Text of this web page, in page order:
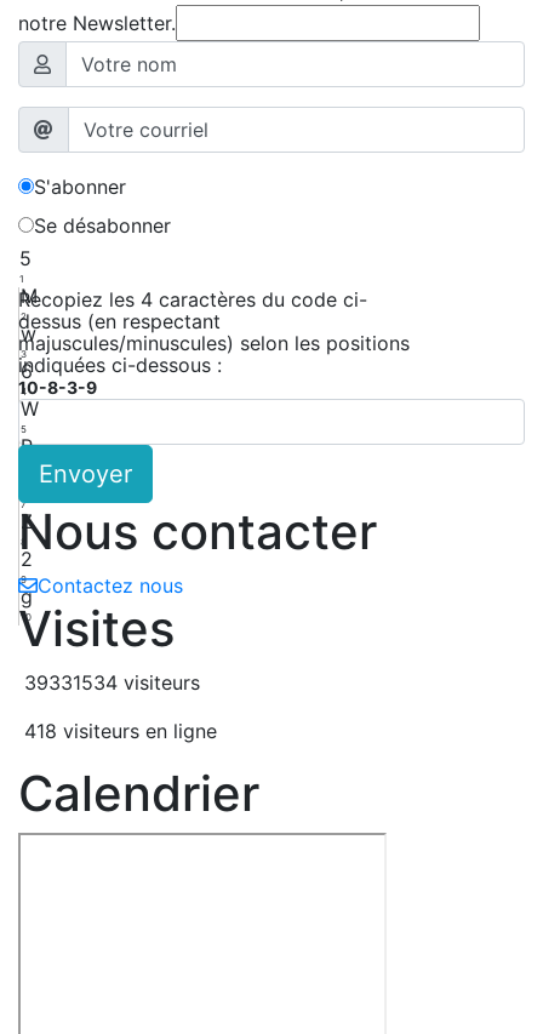
notre Newsletter.
S'abonner
Se désabonner
5
1
M
2
w
3
6
4
W
5
P
7
Z
8
2
9
g
10
Recopiez les 4 caractères du code ci-
dessus (en respectant
majuscules/minuscules) selon les positions
indiquées ci-dessous :
10-8-3-9
Envoyer
Nous contacter
Contactez nous
Visites
39331534 visiteurs
418 visiteurs en ligne
Calendrier